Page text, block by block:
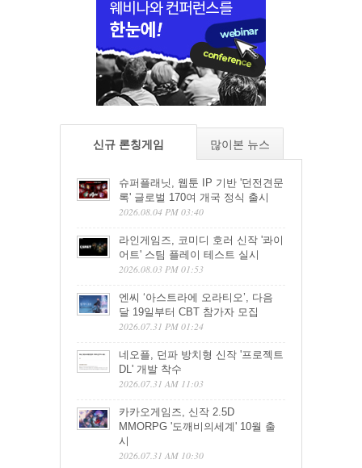
신규 론칭게임 많이본 뉴스
슈퍼플래닛, 웹툰 IP 기반 '던전견문
록' 글로벌 170여 개국 정식 출시
2026.08.04 PM 03:40
라인게임즈, 코미디 호러 신작 '콰이
어트' 스팀 플레이 테스트 실시
2026.08.03 PM 01:53
엔씨 ‘아스트라에 오라티오’, 다음
달 19일부터 CBT 참가자 모집
2026.07.31 PM 01:24
네오플, 던파 방치형 신작 '프로젝트
DL' 개발 착수
2026.07.31 AM 11:03
카카오게임즈, 신작 2.5D
MMORPG '도깨비의세계' 10월 출
시
2026.07.31 AM 10:30